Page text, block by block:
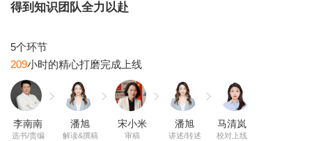
得到知识团队全力以赴
209
李南南
选书/责编
潘旭
解读&撰稿
宋小米
审稿
潘旭
讲述/转述
马清岚
校对上线